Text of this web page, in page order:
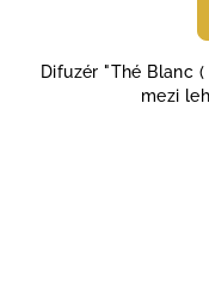
Difuzér "Thé Blanc
mezi